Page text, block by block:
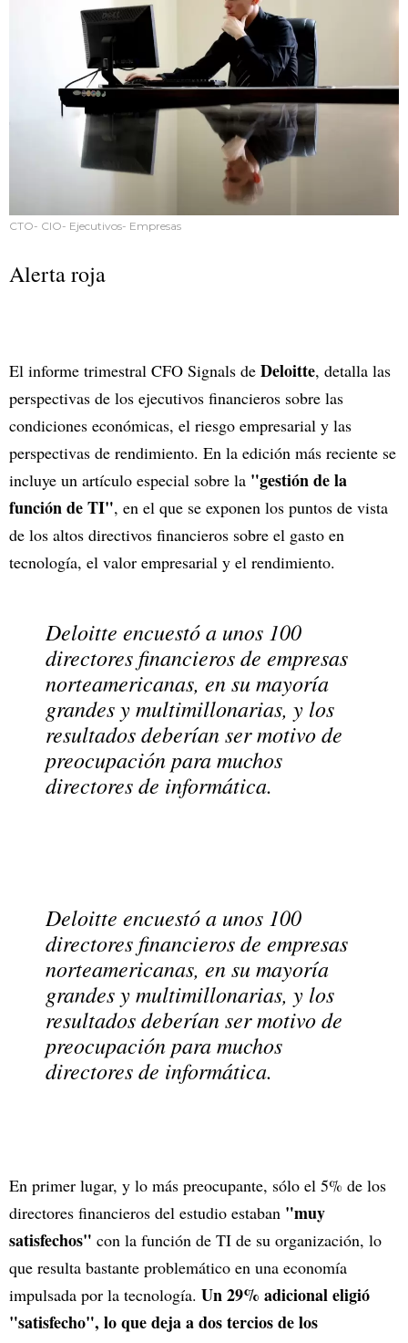
CTO- CIO- Ejecutivos- Empresas
Alerta roja
El informe trimestral CFO Signals de Deloitte, detalla las
perspectivas de los ejecutivos financieros sobre las
condiciones económicas, el riesgo empresarial y las
perspectivas de rendimiento. En la edición más reciente se
incluye un artículo especial sobre la "gestión de la
función de TI", en el que se exponen los puntos de vista
de los altos directivos financieros sobre el gasto en
tecnología, el valor empresarial y el rendimiento.
Deloitte encuestó a unos 100
directores financieros de empresas
norteamericanas, en su mayoría
grandes y multimillonarias, y los
resultados deberían ser motivo de
preocupación para muchos
directores de informática.
Deloitte encuestó a unos 100
directores financieros de empresas
norteamericanas, en su mayoría
grandes y multimillonarias, y los
resultados deberían ser motivo de
preocupación para muchos
directores de informática.
En primer lugar, y lo más preocupante, sólo el 5% de los
directores financieros del estudio estaban "muy
satisfechos" con la función de TI de su organización, lo
que resulta bastante problemático en una economía
impulsada por la tecnología. Un 29% adicional eligió
"satisfecho", lo que deja a dos tercios de los